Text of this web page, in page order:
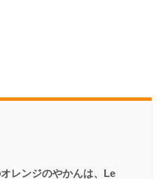
レンジのやかんは、Le